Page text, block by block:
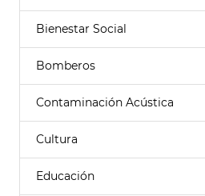
Bienestar Social
Bomberos
Contaminación Acústica
Cultura
Educación